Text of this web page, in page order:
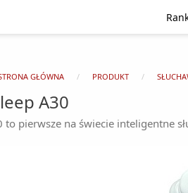
GŁÓWNA PRODUKT
A30
to pierwsze na świecie inteligentne